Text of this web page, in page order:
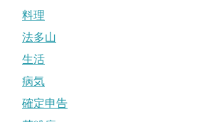
料理
法多山
生活
病気
確定申告